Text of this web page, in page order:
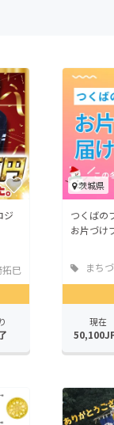
ジ
拓巳
茨城県
つくばの
お片づけ
まち
地域活性
現在